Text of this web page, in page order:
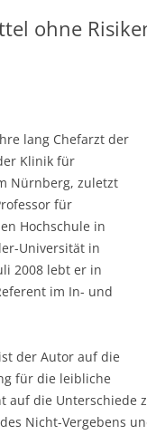
ohne
lang Chefarzt der
Klinik für
Nürnberg, zuletzt
für
Hochschule in
Universität in
2008 lebt er in
im In- und
der Autor auf die
für die leibliche
auf die Unterschiede
Nicht-Vergebens